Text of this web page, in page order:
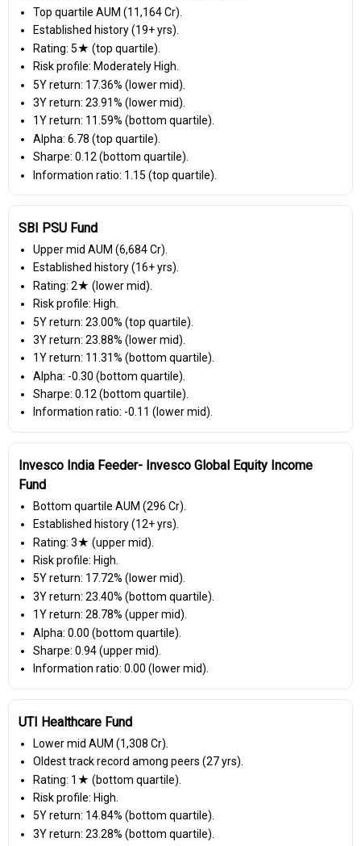
Top quartile AUM (₹11,164 Cr).
Established history (19+ yrs).
Rating: 5★ (top quartile).
Risk profile: Moderately High.
5Y return: 17.36% (lower mid).
3Y return: 23.91% (lower mid).
1Y return: 11.59% (bottom quartile).
Alpha: 6.78 (top quartile).
Sharpe: 0.12 (bottom quartile).
Information ratio: 1.15 (top quartile).
SBI PSU Fund
Upper mid AUM (₹6,684 Cr).
Established history (16+ yrs).
Rating: 2★ (lower mid).
Risk profile: High.
5Y return: 23.00% (top quartile).
3Y return: 23.88% (lower mid).
1Y return: 11.31% (bottom quartile).
Alpha: -0.30 (bottom quartile).
Sharpe: 0.12 (bottom quartile).
Information ratio: -0.11 (lower mid).
Invesco India Feeder- Invesco Global Equity Income
Fund
Bottom quartile AUM (₹296 Cr).
Established history (12+ yrs).
Rating: 3★ (upper mid).
Risk profile: High.
5Y return: 17.72% (lower mid).
3Y return: 23.40% (bottom quartile).
1Y return: 28.78% (upper mid).
Alpha: 0.00 (bottom quartile).
Sharpe: 0.94 (upper mid).
Information ratio: 0.00 (lower mid).
UTI Healthcare Fund
Lower mid AUM (₹1,308 Cr).
Oldest track record among peers (27 yrs).
Rating: 1★ (bottom quartile).
Risk profile: High.
5Y return: 14.84% (bottom quartile).
3Y return: 23.28% (bottom quartile).